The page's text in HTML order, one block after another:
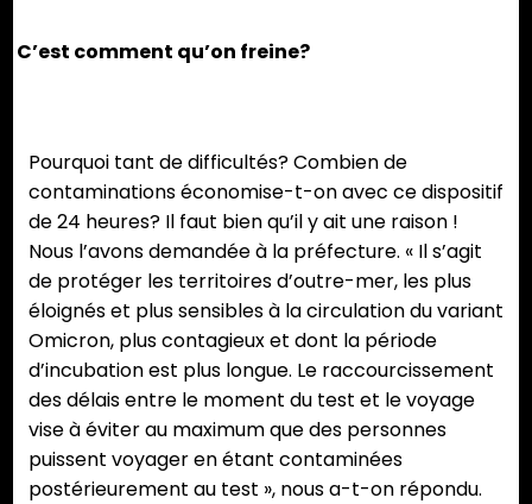
C’est comment qu’on freine?
Pourquoi tant de difficultés? Combien de
contaminations économise-t-on avec ce dispositif
de 24 heures? Il faut bien qu’il y ait une raison !
Nous l’avons demandée à la préfecture. « Il s’agit
de protéger les territoires d’outre-mer, les plus
éloignés et plus sensibles à la circulation du variant
Omicron, plus contagieux et dont la période
d’incubation est plus longue. Le raccourcissement
des délais entre le moment du test et le voyage
vise à éviter au maximum que des personnes
puissent voyager en étant contaminées
postérieurement au test », nous a-t-on répondu.